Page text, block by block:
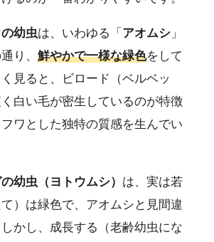
幼虫は、いわゆる「 アオムシ 」
り、 鮮やかで一様な緑色をして
見ると、ビロード（ベルベッ
く白い毛が密生しているのが特徴
ワとした独特の質感を生んでい
幼虫（ヨトウムシ） は、実は若
）は緑色で、アオムシと見間違
かし、成長する（老齢幼虫にな